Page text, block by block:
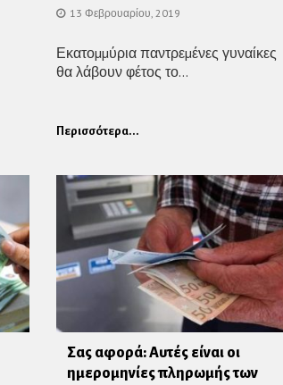
13 Φεβρουαρίου, 2019
Εκατοµµύρια παντρεµένες γυναίκες
θα λάβουν φέτος το...
Περισσότερα...
Σας αφορά: Αυτές είναι οι
ημερομηνίες πληρωμής των